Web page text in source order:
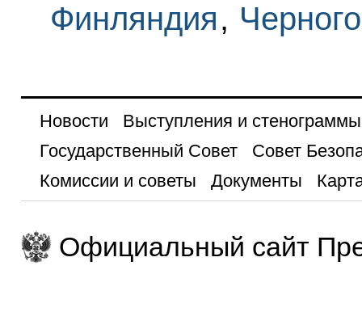
Финляндия,
Новости
Выступления и стенограммы
Государственный Совет
Совет
Комиссии и советы
Документы
Официальный сайт